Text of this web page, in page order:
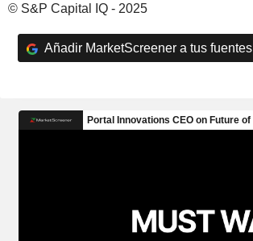
© S&P Capital IQ - 2025
Añadir MarketScreener a tus fuentes